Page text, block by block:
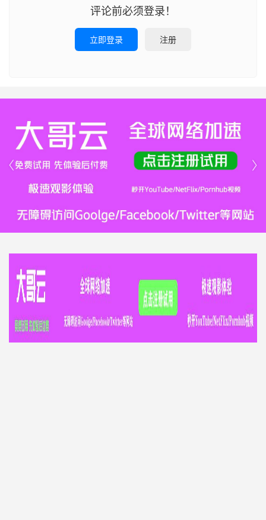
评论前必须登录！
立即登录 注册

